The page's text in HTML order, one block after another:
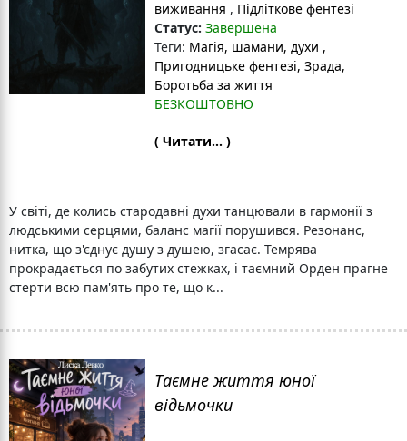
виживання , Підліткове фентезі
Статус: Завершена
Теги: Магія, шамани, духи ,
Пригодницьке фентезі, Зрада,
Боротьба за життя
БЕЗКОШТОВНО
( Читати... )
У світі, де колись стародавні духи танцювали в гармонії з
людськими серцями, баланс магії порушився. Резонанс,
нитка, що з'єднує душу з душею, згасає. Темрява
прокрадається по забутих стежках, і таємний Орден прагне
стерти всю пам'ять про те, що к...
Таємне життя юної
відьмочки